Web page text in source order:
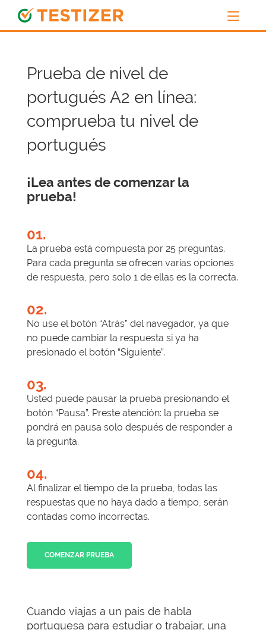
Prueba de nivel de
portugués A2 en línea:
comprueba tu nivel de
portugués
¡Lea antes de comenzar la
prueba!
01.
La prueba está compuesta por 25 preguntas.
Para cada pregunta se ofrecen varias opciones
de respuesta, pero solo 1 de ellas es la correcta.
02.
No use el botón “Atrás” del navegador, ya que
no puede cambiar la respuesta si ya ha
presionado el botón “Siguiente”.
03.
Usted puede pausar la prueba presionando el
botón “Pausa”. Preste atención: la prueba se
pondrá en pausa solo después de responder a
la pregunta.
04.
Al finalizar el tiempo de la prueba, todas las
respuestas que no haya dado a tiempo, serán
contadas como incorrectas.
COMENZAR PRUEBA
Cuando viajas a un país de habla
portuguesa para estudiar o trabajar, una